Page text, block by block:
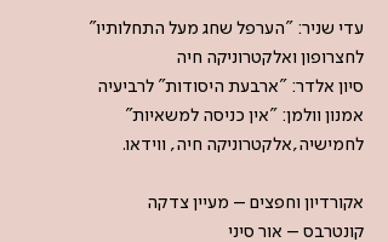
עדי שניר: "הערפל שחג מעל התחלותיו"
לחצרופון ואלקטרוניקה חיה
סיון אלדר: "ארבעת היסודות" לרביעיה
אמנון וולמן: "אין כניסה למשאיות"
לחמישיה,אלקטרוניקה חיה, ווידאו.
אקורדיון וחפצים – מעיין צדקה
קונטרבס – אור סיני